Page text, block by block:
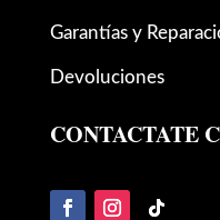
Garantías y
Devoluciones
CONTACTATE